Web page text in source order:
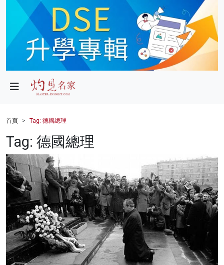
政局
財經
健康
商業
科技
影片
名家榜
灼見活動
首頁 Tag: 德國總理
Tag: 德國總理